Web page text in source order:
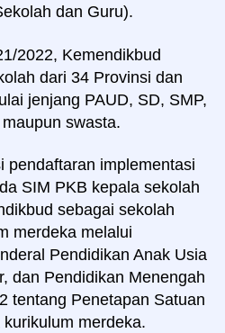
dan Guru).
2022, Kemendikbud
dari 34 Provinsi dan
jenjang PAUD, SD, SMP,
swasta.
pendaftaran implementasi
SIM PKB kepala sekolah
sebagai sekolah
merdeka melalui
Pendidikan Anak Usia
dan Pendidikan Menengah
tentang Penetapan Satuan
merdeka.